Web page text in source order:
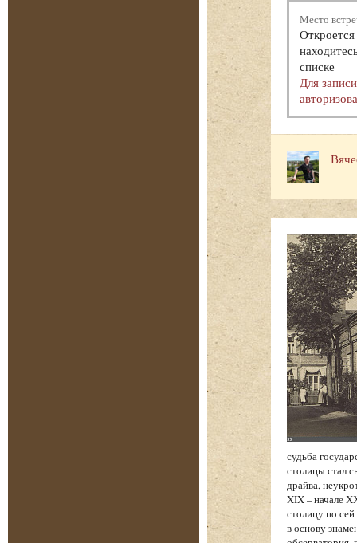
Место
списке
Для
судьба
столицы стал
драйва,
XIX – начале
столицу по
в основу